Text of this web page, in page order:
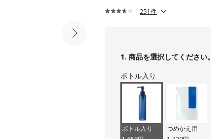
251件
1. 商品を選択してください。
ボトル入り
ボトル入り
つめかえ用